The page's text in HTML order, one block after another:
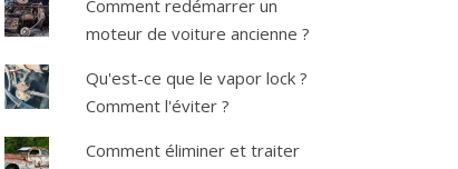
Comment redémarrer un
moteur de voiture ancienne ?
Qu'est-ce que le vapor lock ?
Comment l'éviter ?
Comment éliminer et traiter